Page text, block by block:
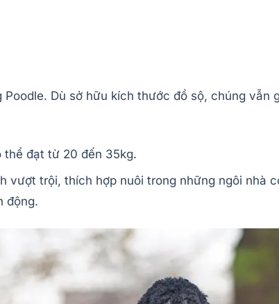
Dù sở hữu kích thước đồ sộ, chúng vẫn
thể đạt từ 20 đến 35kg.
vượt trội, thích hợp nuôi trong những ngôi nhà
động.